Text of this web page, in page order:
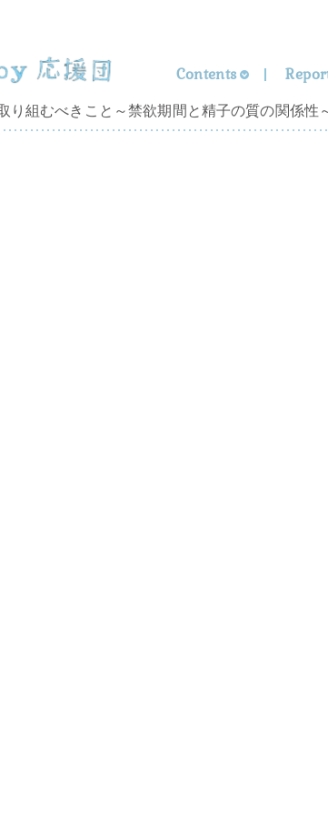
Contents
り組むべきこと～禁欲期間と精子の質の関係性